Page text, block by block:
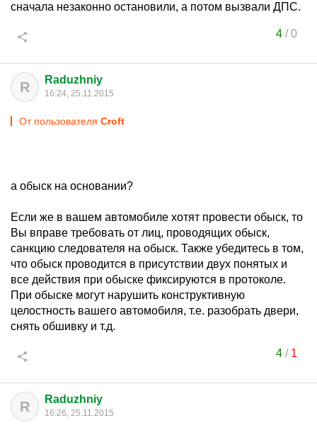
сначала незаконно остановили, а потом вызвали ДПС.
4/0
R Raduzhniy
16:24, 25.11.2015
От пользователя Croft
а обыск на основании?
Если же в вашем автомобиле хотят провести обыск, то
Вы вправе требовать от лиц, проводящих обыск,
санкцию следователя на обыск. Также убедитесь в том,
что обыск проводится в присутствии двух понятых и
все действия при обыске фиксируются в протоколе.
При обыске могут нарушить конструктивную
целостность вашего автомобиля, т.е. разобрать двери,
снять обшивку и т.д.
4/ 1
R Raduzhniy
16:26, 25.11.2015